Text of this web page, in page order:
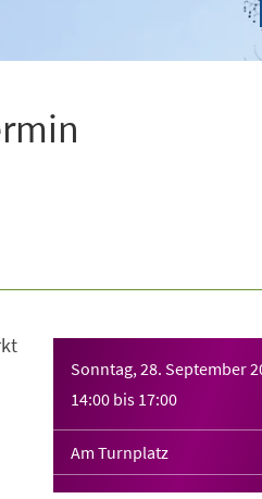
Sonntag, 28. September
14:00 bis 17:00
Am Turnplatz